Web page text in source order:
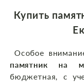
Купить
Особое
памятник на
бюджетная, с